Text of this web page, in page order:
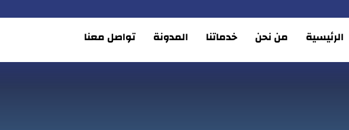
الرئيسية من نحن خدماتنا المدونة تواصل معنا